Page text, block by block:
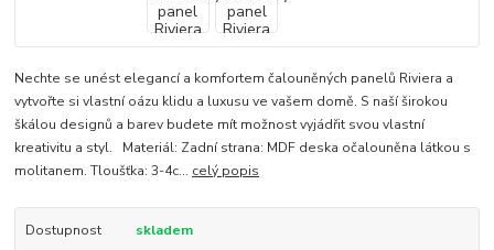
Nechte se unést elegancí a komfortem čalouněných panelů Riviera a
vytvořte si vlastní oázu klidu a luxusu ve vašem domě. S naší širokou
škálou designů a barev budete mít možnost vyjádřit svou vlastní
kreativitu a styl. Materiál: Zadní strana: MDF deska očalouněna látkou s
molitanem. Tloušťka: 3-4c... celý popis
Dostupnost
skladem